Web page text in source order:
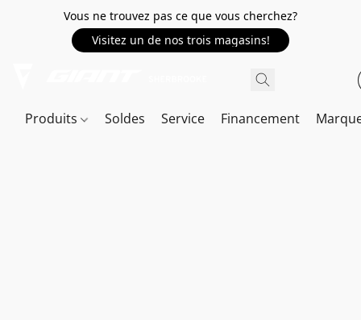
Vous ne trouvez pas ce que vous cherchez?
Visitez un de nos trois magasins!
Produits Soldes Service Financement